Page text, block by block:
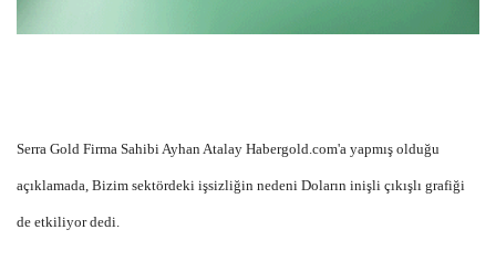
Serra Gold Firma Sahibi Ayhan Atalay Habergold.com'a yapmış olduğu
açıklamada, Bizim sektördeki işsizliğin nedeni Doların inişli çıkışlı grafiği
de etkiliyor dedi.